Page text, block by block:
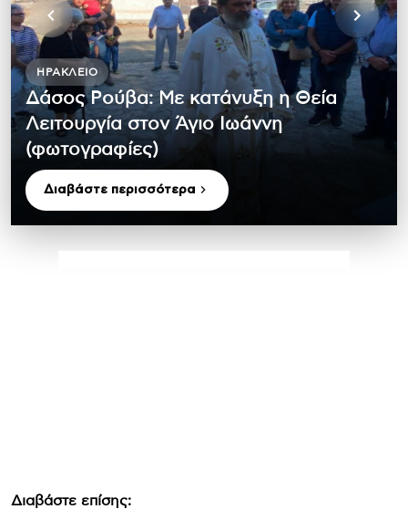
ΗΡΆΚΛΕΙΟ
Δάσος Ρούβα: Με κατάνυξη η Θεία
Λειτουργία στον Άγιο Ιωάννη
(φωτογραφίες)
Διαβάστε περισσότερα
Διαβάστε επίσης: